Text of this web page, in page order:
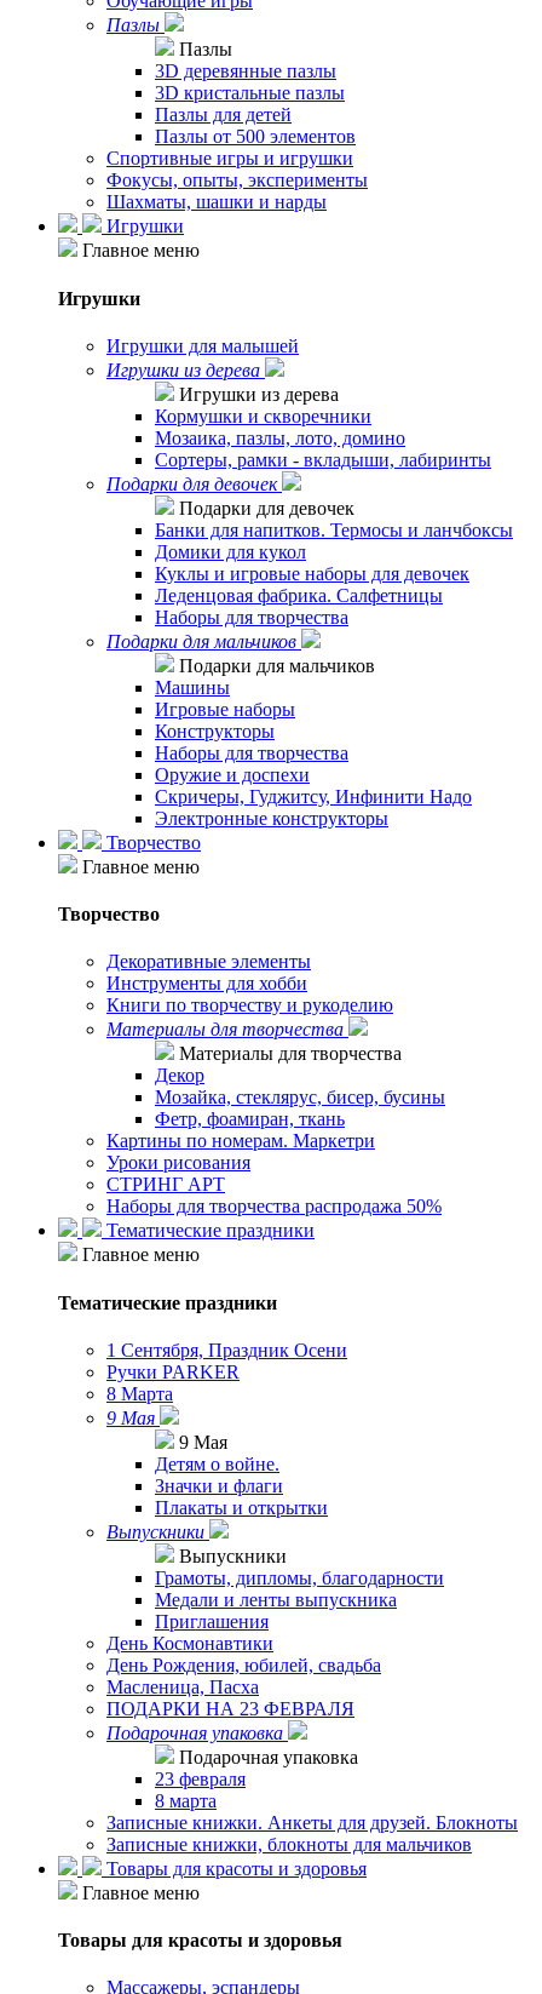
Пазлы
Пазлы
3D деревянные пазлы
3D кристальные пазлы
Пазлы для детей
Пазлы от 500 элементов
Спортивные игры и игрушки
Фокусы, опыты, эксперименты
Шахматы, шашки и нарды
Игрушки
Главное меню
Игрушки
Игрушки для малышей
Игрушки из дерева
Игрушки из дерева
Кормушки и скворечники
Мозаика, пазлы, лото, домино
Сортеры, рамки - вкладыши, лабиринты
Подарки для девочек
Подарки для девочек
Банки для напитков. Термосы и ланчбоксы
Домики для кукол
Куклы и игровые наборы для девочек
Леденцовая фабрика. Салфетницы
Наборы для творчества
Подарки для мальчиков
Подарки для мальчиков
Машины
Игровые наборы
Конструкторы
Наборы для творчества
Оружие и доспехи
Скричеры, Гуджитсу, Инфинити Надо
Электронные конструкторы
Творчество
Главное меню
Творчество
Декоративные элементы
Инструменты для хобби
Книги по творчеству и рукоделию
Материалы для творчества
Материалы для творчества
Декор
Мозайка, стеклярус, бисер, бусины
Фетр, фоамиран, ткань
Картины по номерам. Маркетри
Уроки рисования
СТРИНГ АРТ
Наборы для творчества распродажа 50%
Тематические праздники
Главное меню
Тематические праздники
1 Сентября, Праздник Осени
Ручки PARKER
8 Марта
9 Мая
9 Мая
Детям о войне.
Значки и флаги
Плакаты и открытки
Выпускники
Выпускники
Грамоты, дипломы, благодарности
Медали и ленты выпускника
Приглашения
День Космонавтики
День Рождения, юбилей, свадьба
Масленица, Пасха
ПОДАРКИ НА 23 ФЕВРАЛЯ
Подарочная упаковка
Подарочная упаковка
23 февраля
8 марта
Записные книжки. Анкеты для друзей. Блокноты
Записные книжки, блокноты для мальчиков
Товары для красоты и здоровья
Главное меню
Товары для красоты и здоровья
Массажеры, эспандеры